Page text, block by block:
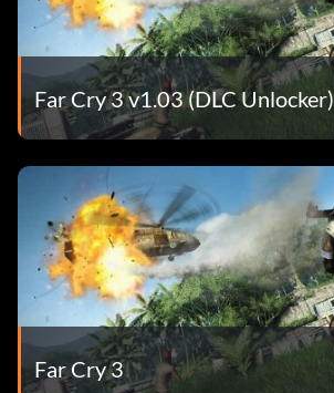
Far Cry 3 v1.03 (DLC Unlocker)
Far Cry 3